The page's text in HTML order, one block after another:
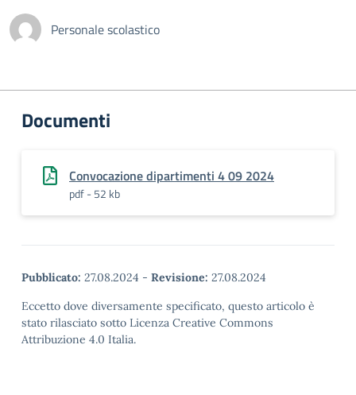
Personale scolastico
Documenti
Convocazione dipartimenti 4 09 2024
pdf - 52 kb
Pubblicato: 27.08.2024 - Revisione: 27.08.2024
Eccetto dove diversamente specificato, questo articolo è
stato rilasciato sotto Licenza Creative Commons
Attribuzione 4.0 Italia.